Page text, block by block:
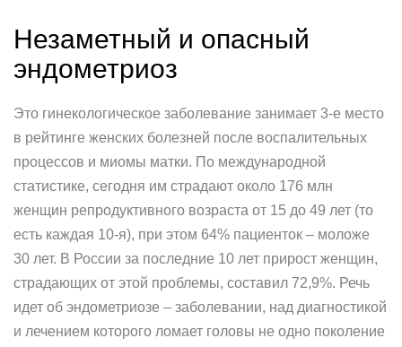
Незаметный и опасный
эндометриоз
Это гинекологическое заболевание занимает 3-е место
в рейтинге женских болезней после воспалительных
процессов и миомы матки. По международной
статистике, сегодня им страдают около 176 млн
женщин репродуктивного возраста от 15 до 49 лет (то
есть каждая 10-я), при этом 64% пациенток – моложе
30 лет. В России за последние 10 лет прирост женщин,
страдающих от этой проблемы, составил 72,9%. Речь
идет об эндометриозе – заболевании, над диагностикой
и лечением которого ломает головы не одно поколение